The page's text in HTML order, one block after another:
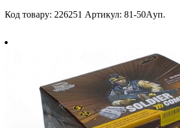
Код товару: 226251 Артикул: 81-50Aуп.